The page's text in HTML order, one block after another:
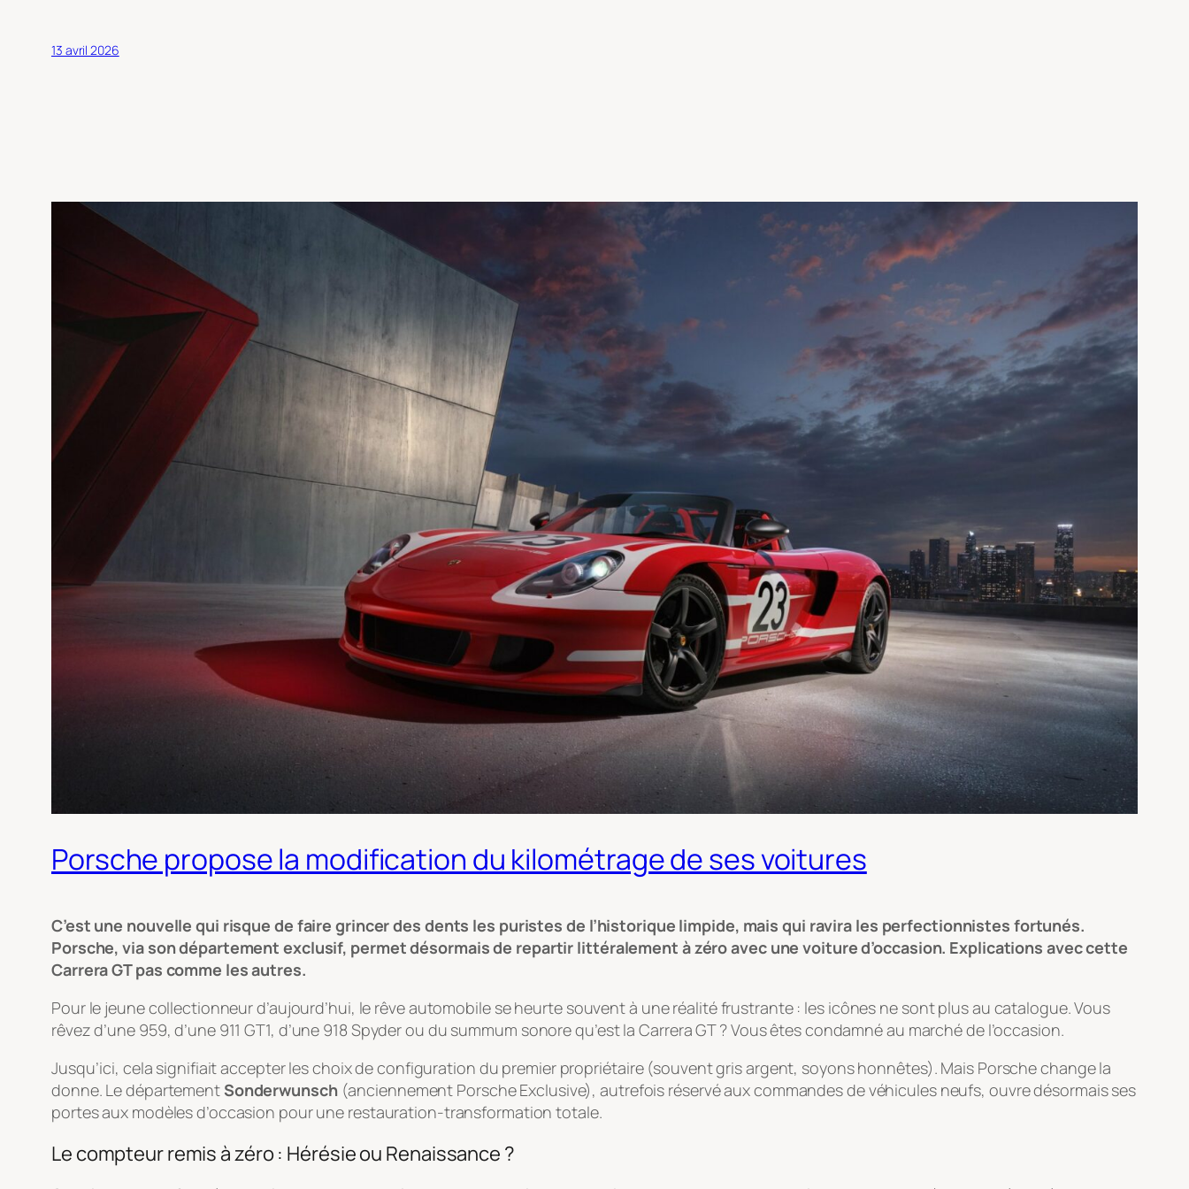
13 avril 2026
Porsche propose la modification du kilométrage de ses voitures
C’est une nouvelle qui risque de faire grincer des dents les puristes de l’historique limpide, mais qui ravira les perfectionnistes fortunés.
Porsche, via son département exclusif, permet désormais de repartir littéralement à zéro avec une voiture d’occasion. Explications avec cette
Carrera GT pas comme les autres.
Pour le jeune collectionneur d’aujourd’hui, le rêve automobile se heurte souvent à une réalité frustrante : les icônes ne sont plus au catalogue. Vous
rêvez d’une 959, d’une 911 GT1, d’une 918 Spyder ou du summum sonore qu’est la Carrera GT ? Vous êtes condamné au marché de l’occasion.
Jusqu’ici, cela signifiait accepter les choix de configuration du premier propriétaire (souvent gris argent, soyons honnêtes). Mais Porsche change la
donne. Le départementSonderwunsch(anciennement Porsche Exclusive), autrefois réservé aux commandes de véhicules neufs, ouvre désormais ses
portes aux modèles d’occasion pour une restauration-transformation totale.
Le compteur remis à zéro : Hérésie ou Renaissance ?